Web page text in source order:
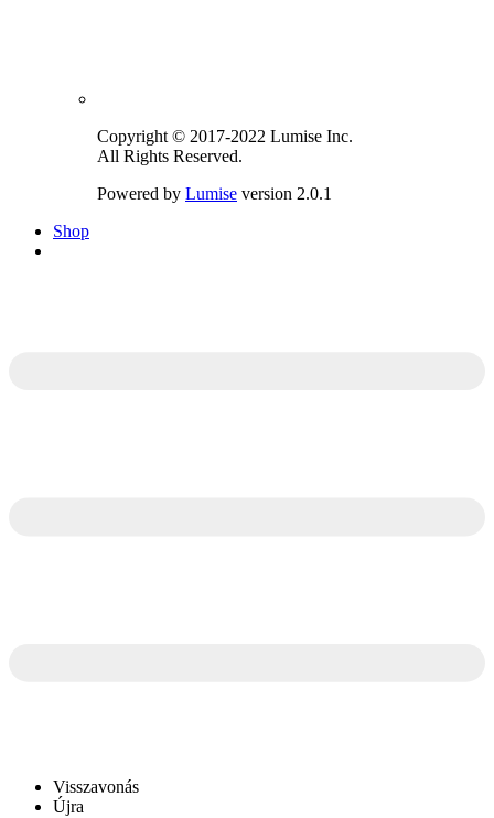
Copyright © 2017-2022 Lumise Inc.
All Rights Reserved.
Powered by Lumise version 2.0.1
Shop
Visszavonás
Újra